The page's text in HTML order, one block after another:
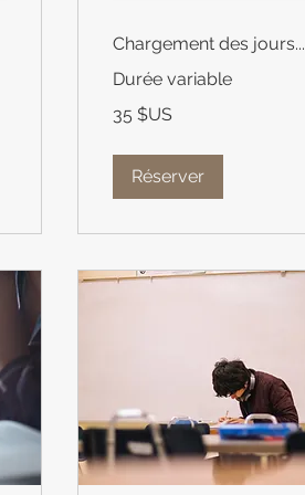
Chargement des jours...
Durée variable
dollars
des
35 $US
Réserver